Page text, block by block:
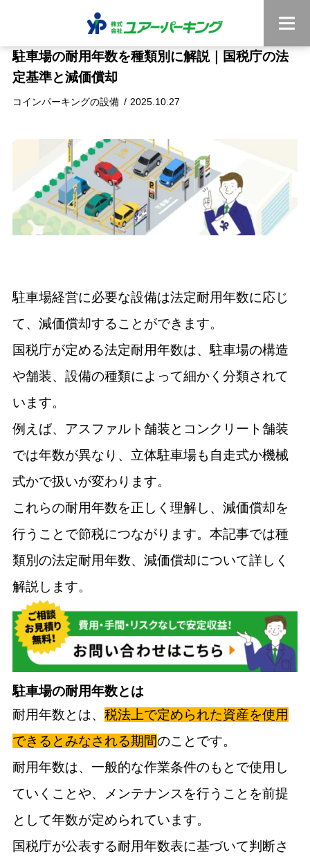
コインパーキングの設備 2025.10.27
駐車場の耐用年数を種類別に解説｜国税庁の法
定基準と減価償却
駐車場経営に必要な設備は法定耐用年数に応じ
て、減価償却することができます。
国税庁が定める法定耐用年数は、駐車場の構造
や舗装、設備の種類によって細かく分類されて
います。
例えば、アスファルト舗装とコンクリート舗装
では年数が異なり、立体駐車場も自走式か機械
式かで扱いが変わります。
これらの耐用年数を正しく理解し、減価償却を
行うことで節税につながります。本記事では種
類別の法定耐用年数、減価償却について詳しく
解説します。
駐車場の耐用年数とは
耐用年数とは、 税法上で定められた資産を使用
できるとみなされる期間のことです。
耐用年数は、一般的な作業条件のもとで使用し
ていくことや、メンテナンスを行うことを前提
として年数が定められています。
国税庁が公表する耐用年数表に基づいて判断さ